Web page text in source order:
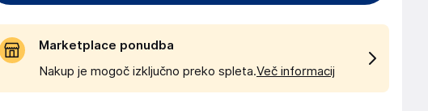
Marketplace ponudba
Nakup je mogoč izključno preko spleta.Več informacij